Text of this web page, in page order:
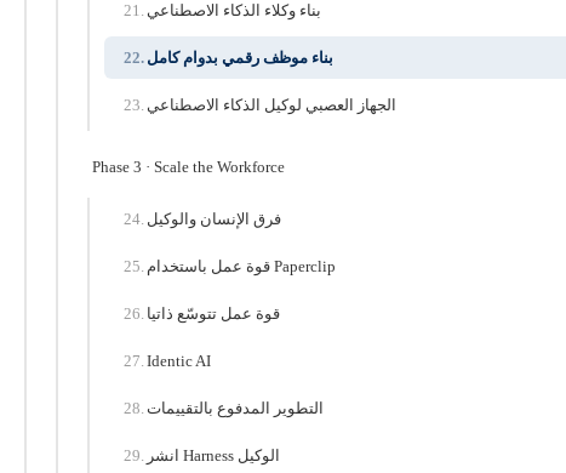
بناء وكلاء الذكاء الاصطناعي
بناء موظف رقمي بدوام كامل
الجهاز العصبي لوكيل الذكاء الاصطناعي
Phase 3 · Scale the Workforce
فرق الإنسان والوكيل
قوة عمل باستخدام Paperclip
قوة عمل تتوسّع ذاتيا
Identic AI
التطوير المدفوع بالتقييمات
انشر Harness الوكيل